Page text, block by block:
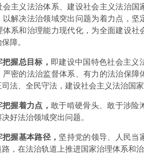
会主义法治体系、建设社会主义法治
以解决法治领域突出问题为着力点，
体系和治理能力现代化，为全面建设
障。
握总目标， 即建设中国特色社会主义
严密的法治监督体系、有力的法治保
法、全民守法，建设社会主义法治国家
握着力点， 敢于啃硬骨头、敢于涉险
好法治领域突出问题。
握基本路径， 坚持党的领导、人民当
，在法治轨道上推进国家治理体系和治